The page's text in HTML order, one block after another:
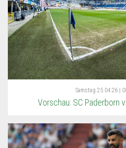
Samstag 25.04.26 |
Vorschau: SC Paderborn